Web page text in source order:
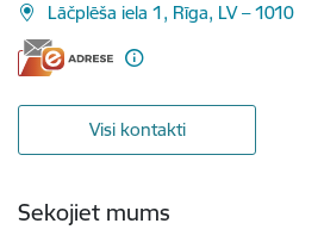
Lāčplēša iela 1, Rīga, LV – 1010
Visi kontakti
Sekojiet mums